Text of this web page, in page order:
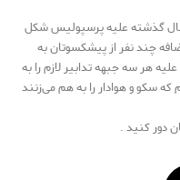
گذشته علیه پرسپولیس شکل
چند نفر از پیشکسوتان به
هر سه جبهه تدابیر لازم را به
سکو و هوادار را به هم می‌زنند
دور کنید .